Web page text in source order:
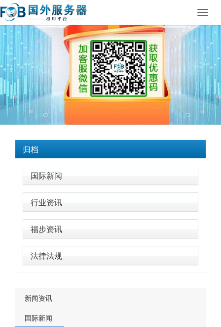
归档
国际新闻
行业资讯
福步资讯
法律法规
新闻资讯
国际新闻